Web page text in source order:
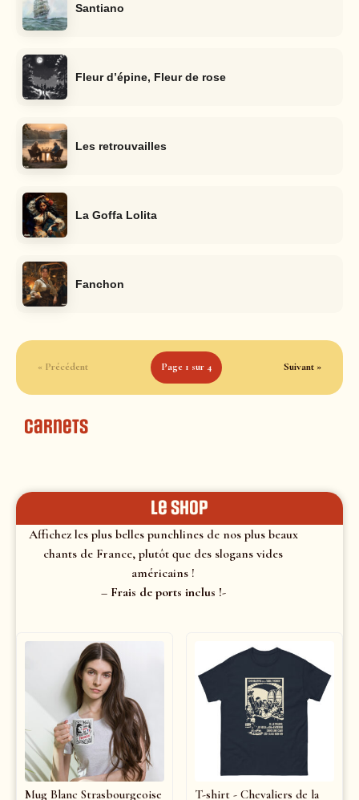
Santiano
Fleur d’épine, Fleur de rose
Les retrouvailles
La Goffa Lolita
Fanchon
« Précédent Page 1 sur 4 Suivant »
Carnets
le shop
Affichez les plus belles punchlines de nos plus beaux
chants de France, plutôt que des slogans vides
américains !
– Frais de ports inclus !-
Mug Blanc Strasbourgeoise T-shirt - Chevaliers de la